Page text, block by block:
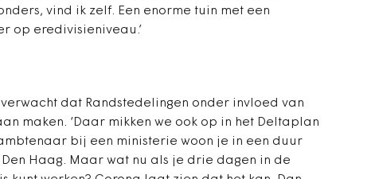
vind ik zelf. Een enorme tuin met een
op eredivisieniveau.’
dat Randstedelingen onder invloed van
maken. ‘Daar mikken we ook op in het Deltaplan
bij een ministerie woon je in een duur
Haag. Maar wat nu als je drie dagen in de